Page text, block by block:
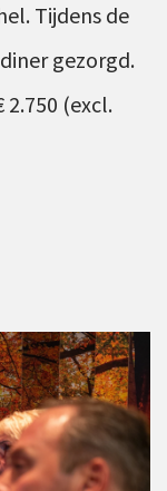
Tijdens de
gezorgd.
(excl.